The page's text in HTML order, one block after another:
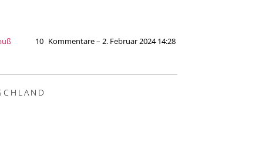
10 Kommentare – 2. Februar 2024 14:28